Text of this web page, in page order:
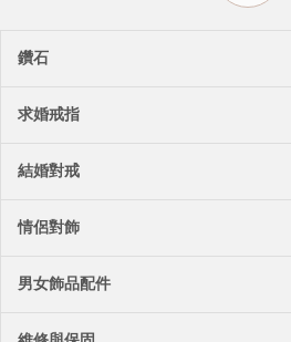
鑽石
求婚戒指
結婚對戒
情侶對飾
男女飾品配件